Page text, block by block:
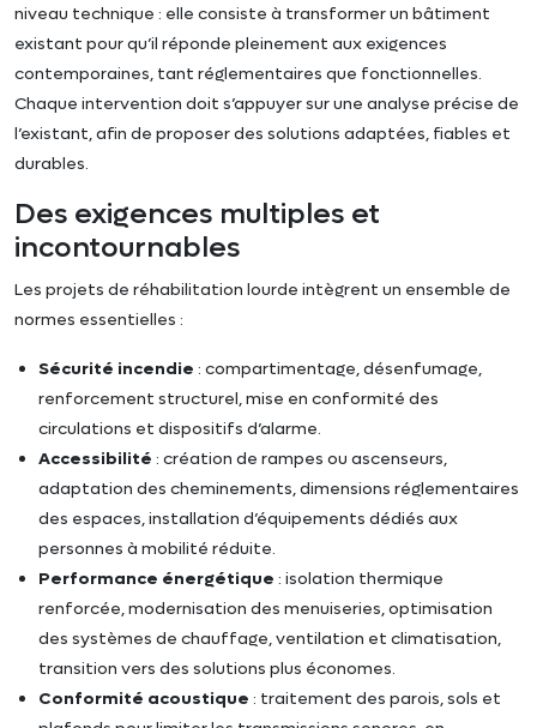
niveau technique : elle consiste à transformer un bâtiment
existant pour qu’il réponde pleinement aux exigences
contemporaines, tant réglementaires que fonctionnelles.
Chaque intervention doit s’appuyer sur une analyse précise de
l’existant, afin de proposer des solutions adaptées, fiables et
durables.
Des exigences multiples et
incontournables
Les projets de réhabilitation lourde intègrent un ensemble de
normes essentielles :
Sécurité incendie : compartimentage, désenfumage,
renforcement structurel, mise en conformité des
circulations et dispositifs d’alarme.
Accessibilité : création de rampes ou ascenseurs,
adaptation des cheminements, dimensions réglementaires
des espaces, installation d’équipements dédiés aux
personnes à mobilité réduite.
Performance énergétique : isolation thermique
renforcée, modernisation des menuiseries, optimisation
des systèmes de chauffage, ventilation et climatisation,
transition vers des solutions plus économes.
Conformité acoustique : traitement des parois, sols et